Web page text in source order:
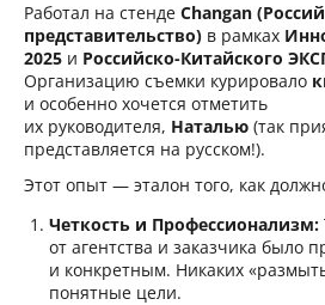
Работал на стенде Changan
представительство) в рамках
2025 и Российско-Китайского
Организацию съемки курировало
и особенно хочется отметить
их руководителя, Наталью (так
представляется на русском!).
Этот опыт — эталон того, как
Четкость и Профессионализм:
от агентства и заказчика было
и конкретным. Никаких
понятные цели.